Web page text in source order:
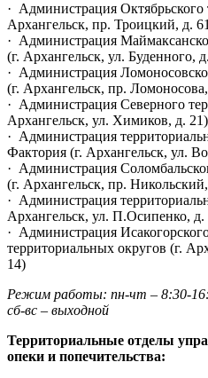
· Администрация Октябрьского
Архангельск, пр. Троицкий, д.
· Администрация
(г. Архангельск, ул. Буденного,
· Администрация
(г. Архангельск, пр.
· Администрация Северного
Архангельск, ул. Химиков, д. 21)
· Администрация
Фактория (г. Архангельск, ул.
· Администрация
(г. Архангельск, пр.
· Администрация
Архангельск, ул. П.Осипенко, д.
· Администрация
территориальных округов (г.
14)
Режим работы: пн-чт – 8:30-
сб-вс – выходной
Территориальные отделы
опеки и попечительства: